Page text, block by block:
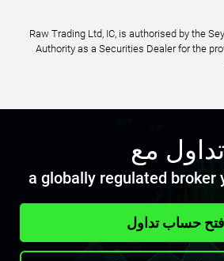
Raw Trading Ltd, IC, is authorised by the
Authority as a Securities Dealer for the
تداول مع
a globally regulated broker
افتح حساب تداول